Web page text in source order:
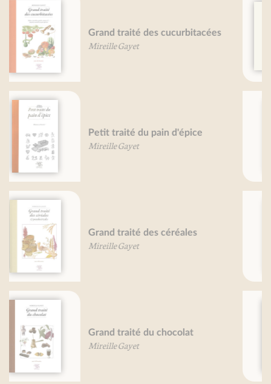
Pierre Abi Saad
Olivier Gaudant
Boeufs, je vous aime...
Olivier Gaudant
Aude Mairey
Petit traité du burger
Pierre Leclercq
Trésors alimentaires des Andes
Dr. G. Guillaume